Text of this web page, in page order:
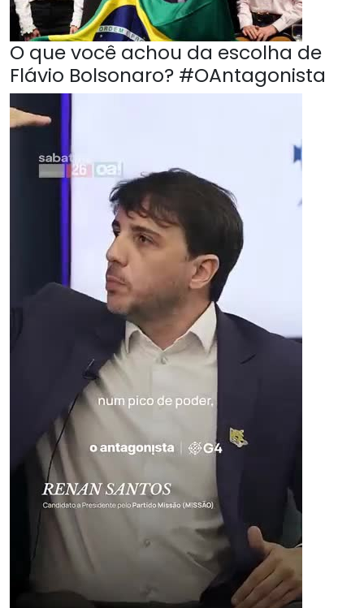
O que você achou da escolha de
Flávio Bolsonaro? #OAntagonista